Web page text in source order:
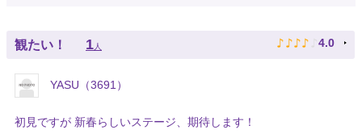
観たい！ 1人 ♪ ♪ ♪ ♪ ♪ 4.0
YASU（3691）
初見ですが 新春らしいステージ、期待します！